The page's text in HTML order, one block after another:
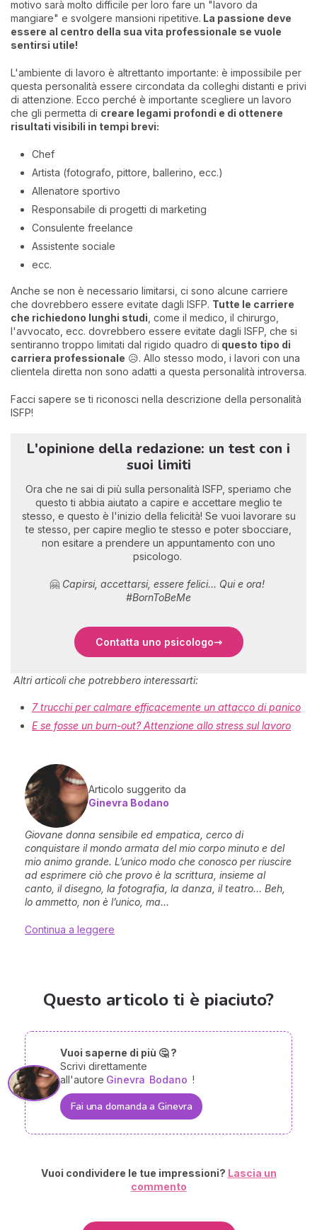
motivo sarà molto difficile per loro fare un "lavoro da
mangiare" e svolgere mansioni ripetitive. La passione deve
essere al centro della sua vita professionale se vuole
sentirsi utile!
L'ambiente di lavoro è altrettanto importante: è impossibile per
questa personalità essere circondata da colleghi distanti e privi
di attenzione. Ecco perché è importante scegliere un lavoro
che gli permetta di creare legami profondi e di ottenere
risultati visibili in tempi brevi:
Chef
Artista (fotografo, pittore, ballerino, ecc.)
Allenatore sportivo
Responsabile di progetti di marketing
Consulente freelance
Assistente sociale
ecc.
Anche se non è necessario limitarsi, ci sono alcune carriere
che dovrebbero essere evitate dagli ISFP. Tutte le carriere
che richiedono lunghi studi , come il medico, il chirurgo,
l'avvocato, ecc. dovrebbero essere evitate dagli ISFP, che si
sentiranno troppo limitati dal rigido quadro di questo tipo di
carriera professionale 😥. Allo stesso modo, i lavori con una
clientela diretta non sono adatti a questa personalità introversa.
Facci sapere se ti riconosci nella descrizione della personalità
ISFP!
L'opinione della redazione: un test con i
suoi limiti
Ora che ne sai di più sulla personalità ISFP, speriamo che
questo ti abbia aiutato a capire e accettare meglio te
stesso, e questo è l'inizio della felicità! Se vuoi lavorare su
te stesso, per capire meglio te stesso e poter sbocciare,
non esitare a prendere un appuntamento con uno
psicologo.
🤗 Capirsi, accettarsi, essere felici... Qui e ora!
#BornToBeMe
Contatta uno psicologo
Altri articoli che potrebbero interessarti:
7 trucchi per calmare efficacemente un attacco di panico
E se fosse un burn-out? Attenzione allo stress sul lavoro
Articolo suggerito da
Ginevra Bodano
Giovane donna sensibile ed empatica, cerco di
conquistare il mondo armata del mio corpo minuto e del
mio animo grande. L’unico modo che conosco per riuscire
ad esprimere ciò che provo è la scrittura, insieme al
canto, il disegno, la fotografia, la danza, il teatro… Beh,
lo ammetto, non è l’unico, ma...
Continua a leggere
Questo articolo ti è piaciuto?
Vuoi saperne di più 🤔 ?
Scrivi direttamente
all'autore Ginevra Bodano !
Fai una domanda a Ginevra
Vuoi condividere le tue impressioni? Lascia un
commento